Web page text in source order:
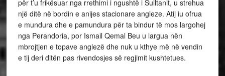
për t’u frikësuar nga rrethimi i ngushtë i Sulltanit, u strehua
një ditë në bordin e anijes stacionare angleze. Atij iu ofrua
e mundura dhe e pamundura për ta bindur të mos largohej
nga Perandoria, por Ismail Qemal Beu u largua nën
mbrojtjen e topave anglezë dhe nuk u kthye më në vendin
e tij deri ditën pas rivendosjes së regjimit kushtetues.